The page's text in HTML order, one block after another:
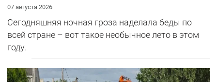
07 августа 2026
Сегодняшняя ночная гроза наделала беды по
всей стране – вот такое необычное лето в этом
году.